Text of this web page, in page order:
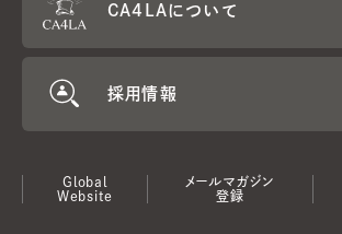
CA4LAについて
採用情報
Global
Website
メールマガジン
登録